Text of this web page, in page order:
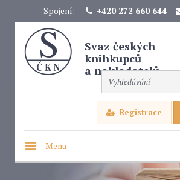
Spojení: +420 272 660 644
Svaz českých
knihkupců
a nakladatelů
Registrace
Menu